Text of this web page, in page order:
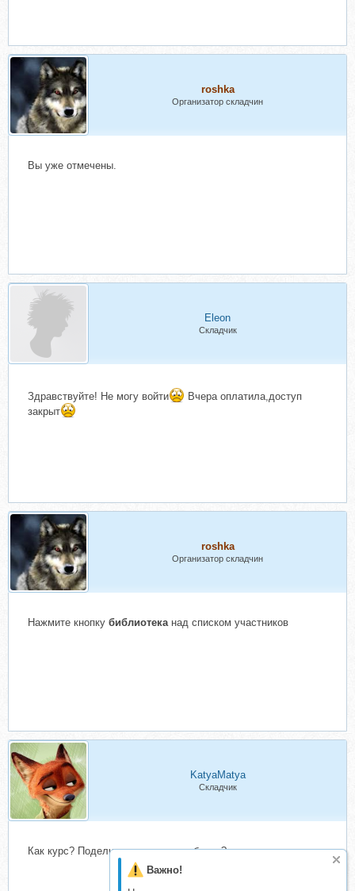
Важно!
roshka
Организатор складчин
Вы уже отмечены.
Eleon
Складчик
Здравствуйте! Не могу войти
Вчера оплатила,доступ
закрыт
roshka
Организатор складчин
Нажмите кнопку библиотеканад списком участников
KatyaMatya
Складчик
Как курс? Поделитесь, техники рабочие?